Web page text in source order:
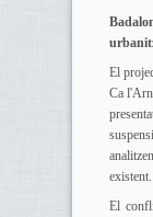
El
Ca
existent.
El